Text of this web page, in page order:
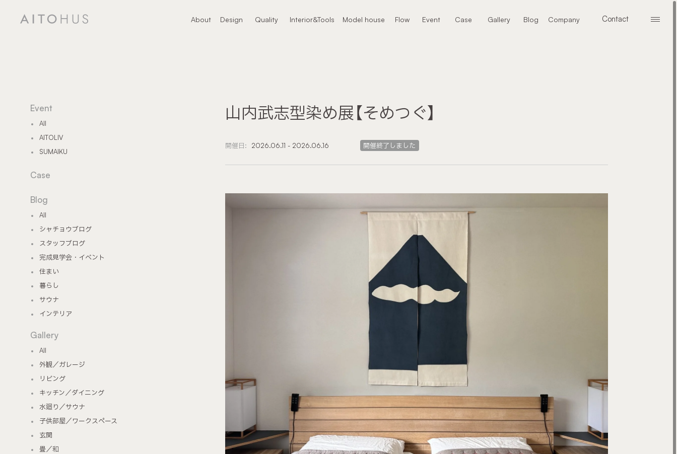
本文までスキップする
About
Design Quality Interior&Tools Model house Flow Event Case Gallery Blog Company Contact
山内武志型染め展【そめつぐ】
開催日: 2026.06.11 - 2026.06.16 開催終了しました
Event
All
AITOLIV
SUMAIKU
Case
Blog
All
シャチョウブログ
スタッフブログ
完成見学会・イベント
住まい
暮らし
サウナ
インテリア
Gallery
All
外観／ガレージ
リビング
キッチン／ダイニング
水廻り／サウナ
子供部屋／ワークスペース
玄関
畳／和